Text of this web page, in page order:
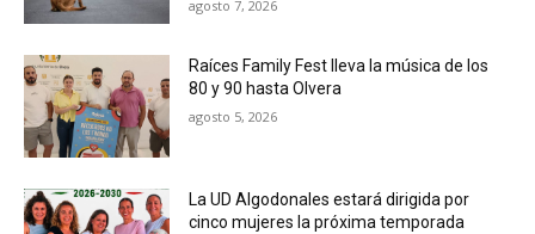
agosto 7, 2026
Raíces Family Fest lleva la música de los
80 y 90 hasta Olvera
agosto 5, 2026
La UD Algodonales estará dirigida por
cinco mujeres la próxima temporada